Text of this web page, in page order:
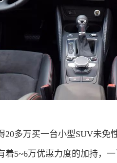
20多万买一台小型SUV未免
着5~6万优惠力度的加持，